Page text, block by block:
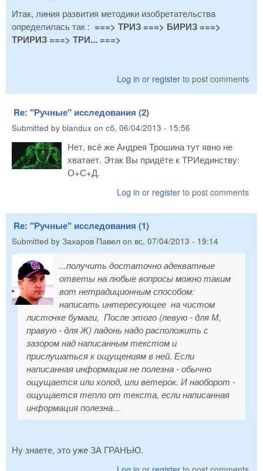
Итак, линия развития методики изобретательства
определилась так : ===> ТРИЗ ===> БИРИЗ ===>
ТРИРИЗ ===> ТРИ... ===>
Log in or register to post comments
Re: "Ручные" исследования (2)
Submitted by blandux on сб, 06/04/2013 - 15:56
Нет, всё же Андрея Трошина тут явно не
хватает. Этак Вы придёте к ТРИединству:
О+С+Д.
Log in or register to post comments
Re: "Ручные" исследования (1)
Submitted by Захаров Павел on вс, 07/04/2013 - 19:14
...получить достаточно адекватные
ответы на любые вопросы можно таким
вот нетрадиционным способом:
написать интересующее на чистом
листочке бумаги, После этого (левую - для М,
правую - для Ж) ладонь надо расположить с
зазором над написанным текстом и
прислушаться к ощущениям в ней. Если
написанная информация не полезна - обычно
ощущается или холод, или ветерок. И наоборот -
ощущается тепло от текста, если написанная
информация полезна...
Ну знаете, это уже ЗА ГРАНЬЮ.